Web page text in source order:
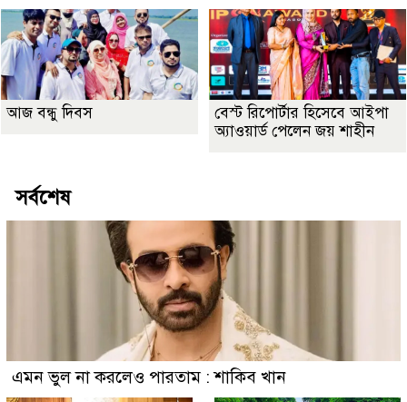
আজ বন্ধু দিবস
বেস্ট রিপোর্টার হিসেবে আইপা
অ্যাওয়ার্ড পেলেন জয় শাহীন
সর্বশেষ
এমন ভুল না করলেও পারতাম : শাকিব খান